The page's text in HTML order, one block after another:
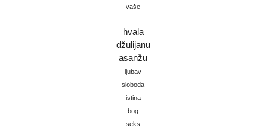
vaše
hvala
džulijanu
asanžu
ljubav
sloboda
istina
bog
seks